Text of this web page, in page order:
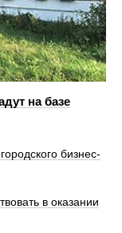
на базе
бизнес-
в оказании